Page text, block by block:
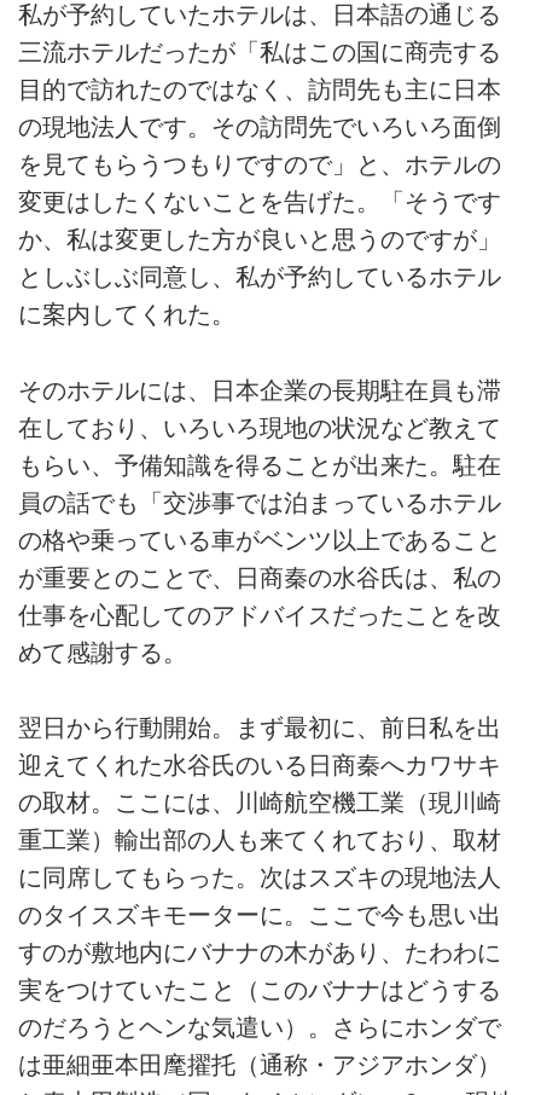
私が予約していたホテルは、日本語の通じる
三流ホテルだったが「私はこの国に商売する
目的で訪れたのではなく、訪問先も主に日本
の現地法人です。その訪問先でいろいろ面倒
を見てもらうつもりですので」と、ホテルの
変更はしたくないことを告げた。「そうです
か、私は変更した方が良いと思うのですが」
としぶしぶ同意し、私が予約しているホテル
に案内してくれた。
そのホテルには、日本企業の長期駐在員も滞
在しており、いろいろ現地の状況など教えて
もらい、予備知識を得ることが出来た。駐在
員の話でも「交渉事では泊まっているホテル
の格や乗っている車がベンツ以上であること
が重要とのことで、日商秦の水谷氏は、私の
仕事を心配してのアドバイスだったことを改
めて感謝する。
翌日から行動開始。まず最初に、前日私を出
迎えてくれた水谷氏のいる日商秦へカワサキ
の取材。ここには、川崎航空機工業（現川崎
重工業）輸出部の人も来てくれており、取材
に同席してもらった。次はスズキの現地法人
のタイスズキモーターに。ここで今も思い出
すのが敷地内にバナナの木があり、たわわに
実をつけていたこと（このバナナはどうする
のだろうとヘンな気遣い）。さらにホンダで
は亜細亜本田麾擢托（通称・アジアホンダ）